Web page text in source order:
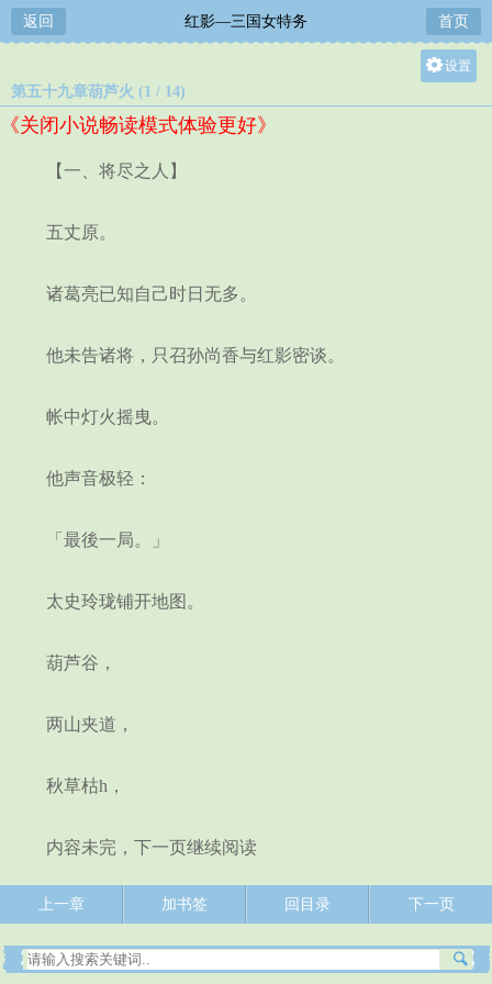
返回 红影—三国女特务 首页
设置
第五十九章葫芦火 (1 / 14)
《关闭小说畅读模式体验更好》
【一、将尽之人】
五丈原。
诸葛亮已知自己时日无多。
他未告诸将，只召孙尚香与红影密谈。
帐中灯火摇曳。
他声音极轻：
「最後一局。」
太史玲珑铺开地图。
葫芦谷，
两山夹道，
秋草枯h，
内容未完，下一页继续阅读
上一章 加书签 回目录 下一页